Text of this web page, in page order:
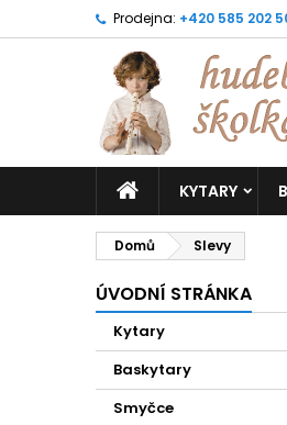
Prodejna: +420 585 202
KYTARY
Domů Slevy
ÚVODNÍ STRÁNKA
Kytary
Baskytary
Smyčce